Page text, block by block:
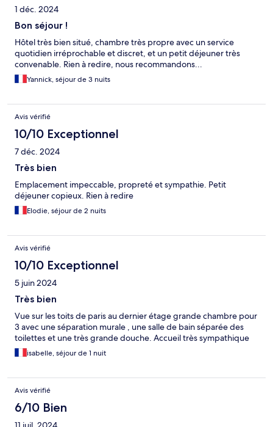
1 déc. 2024
Bon séjour !
Hôtel très bien situé, chambre très propre avec un service
quotidien irréprochable et discret, et un petit déjeuner très
convenable. Rien à redire, nous recommandons...
Yannick, séjour de 3 nuits
Avis vérifié
10/10 Exceptionnel
7 déc. 2024
Très bien
Emplacement impeccable, propreté et sympathie. Petit
déjeuner copieux. Rien à redire
Elodie, séjour de 2 nuits
Avis vérifié
10/10 Exceptionnel
5 juin 2024
Très bien
Vue sur les toits de paris au dernier étage grande chambre pour
3 avec une séparation murale , une salle de bain séparée des
toilettes et une très grande douche. Accueil très sympathique
isabelle, séjour de 1 nuit
Avis vérifié
6/10 Bien